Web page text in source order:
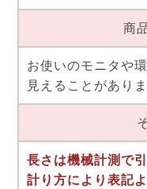
商
お使いのモニタや
見えることがあり
長さは機械計測で
計り方により表記